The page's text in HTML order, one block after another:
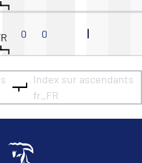
0 0
Index sur ascendants
fr_FR